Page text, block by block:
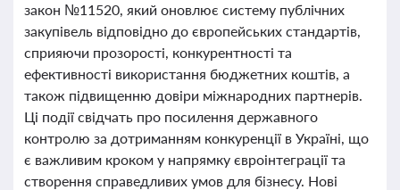
закон №11520, який оновлює систему публічних
закупівель відповідно до європейських стандартів,
сприяючи прозорості, конкурентності та
ефективності використання бюджетних коштів, а
також підвищенню довіри міжнародних партнерів.
Ці події свідчать про посилення державного
контролю за дотриманням конкуренції в Україні, що
є важливим кроком у напрямку євроінтеграції та
створення справедливих умов для бізнесу. Нові